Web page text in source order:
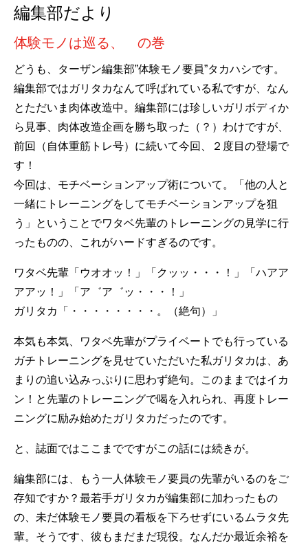
編集部だより
体験モノは巡る、 の巻
どうも、ターザン編集部”体験モノ要員”タカハシです。
編集部ではガリタカなんて呼ばれている私ですが、なん
とただいま肉体改造中。編集部には珍しいガリボディか
ら見事、肉体改造企画を勝ち取った（？）わけですが、
前回（自体重筋トレ号）に続いて今回、２度目の登場で
す！
今回は、モチベーションアップ術について。「他の人と
一緒にトレーニングをしてモチベーションアップを狙
う」ということでワタベ先輩のトレーニングの見学に行
ったものの、これがハードすぎるのです。
ワタベ先輩「ウオオッ！」「クッッ・・・！」「ハアア
アアッ！」「ア゛ア゛ッ・・・！」
ガリタカ「・・・・・・・・。（絶句）」
本気も本気、ワタベ先輩がプライベートでも行っている
ガチトレーニングを見せていただいた私ガリタカは、あ
まりの追い込みっぷりに思わず絶句。このままではイカ
ン！と先輩のトレーニングで喝を入れられ、再度トレー
ニングに励み始めたガリタカだったのです。
と、誌面ではここまでですがこの話には続きが。
編集部には、もう一人体験モノ要員の先輩がいるのをご
存知ですか？最若手ガリタカが編集部に加わったもの
の、未だ体験モノ要員の看板を下ろせずにいるムラタ先
輩。そうです、彼もまだまだ現役。なんだか最近余裕を